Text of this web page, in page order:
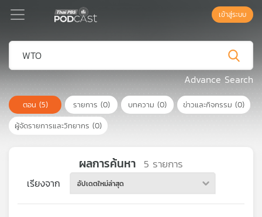
Podcast
เพล
ย์
ลิ
เพล
เข้าสู่ระบบ
Advance Search
ตอน (5) รายการ (0) บทความ (0) ข่าวและกิจกรรม (0)
ผู้จัดรายการและวิทยากร (0)
ผลการค้นหา 5 รายการ
เรียงจาก อัปเดตใหม่ล่าสุด